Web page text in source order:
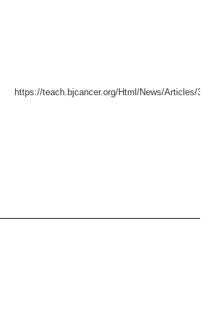
https://teach.bjcancer.org/Html/News/Articles/